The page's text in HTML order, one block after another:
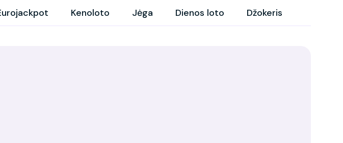
Kenoloto Jėga Dienos loto Džokeris